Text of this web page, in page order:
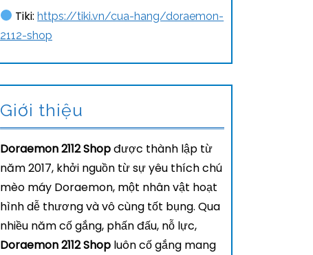
Tiki:https://tiki.vn/cua-hang/doraemon-
2112-shop
Giới thiệu
Doraemon 2112 Shopđược thành lập từ
năm 2017, khởi nguồn từ sự yêu thích chú
mèo máy Doraemon, một nhân vật hoạt
hình dễ thương và vô cùng tốt bụng. Qua
nhiều năm cố gắng, phấn đấu, nỗ lực,
Doraemon 2112 Shop luôn cố gắng mang